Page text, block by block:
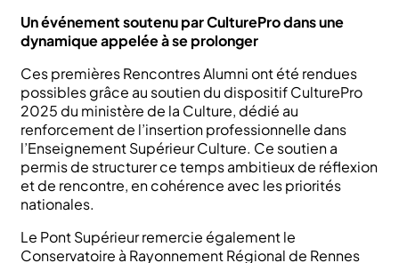
Un événement soutenu par CulturePro dans une
dynamique appelée à se prolonger
Ces premières Rencontres Alumni ont été rendues
possibles grâce au soutien du dispositif CulturePro
2025 du ministère de la Culture, dédié au
renforcement de l’insertion professionnelle dans
l’Enseignement Supérieur Culture. Ce soutien a
permis de structurer ce temps ambitieux de réflexion
et de rencontre, en cohérence avec les priorités
nationales.
Le Pont Supérieur remercie également le
Conservatoire à Rayonnement Régional de Rennes